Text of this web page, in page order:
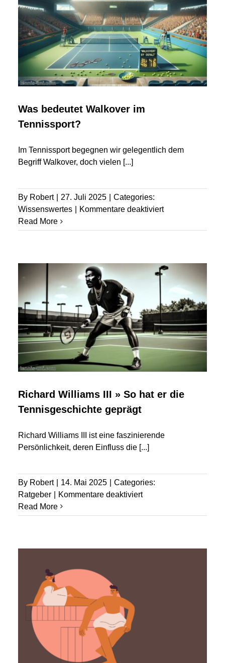
Was bedeutet Walkover im
Tennissport?
Im Tennissport begegnen wir gelegentlich dem
Begriff Walkover, doch vielen [...]
By Robert 27. Juli 2025
Categories:
Wissenswertes
Kommentare deaktiviertfür
bedeutet
Tennissport?
Read More
Richard Williams III » So hat er die
Tennisgeschichte geprägt
Richard Williams III ist eine faszinierende
Persönlichkeit, deren Einfluss die[...]
By Robert 14. Mai 2025
Categories:
Ratgeber
Kommentare deaktiviertfür
Williams
Read More